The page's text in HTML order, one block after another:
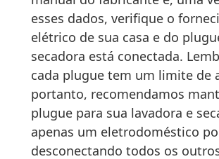
esses dados, verifique o
elétrico de sua casa e do
secadora está conectada.
cada plugue tem um limite de
portanto, recomendamos
plugue para sua lavadora e
apenas um eletrodoméstico
desconectando todos os